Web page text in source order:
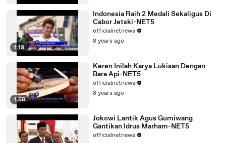
1:19
Indonesia Raih 2 Medali Sekaligus Di
Cabor Jetski-NET5
officialnetnews
8 years ago
1:58
Keren Inilah Karya Lukisan Dengan
Bara Api-NET5
officialnetnews
8 years ago
Jokowi Lantik Agus Gumiwang
Gantikan Idrus Marham-NET5
officialnetnews